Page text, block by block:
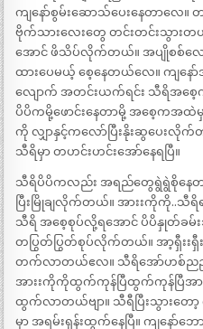
ကျနော်စွမ်းဆောသ်ပေးနေတာလ
ဗိုက်သားလေးတွေ တင်းတင်းသွားတယ်
အောင် ဖိသိပ်လိုက်တယ်။ အပျိုစစ်လေး
ထားပေမယ့် စေ့နေတယ်လေ။ ကျန
လျောက် အတင်းယက်ရင်း သီရိအ
ပိပိကမို့ဖောင်းနေတာမို့ အစေ့ကအထဲ
ကို လျှာနှင့်ကလော်ပြီးနိုးဆွပေ
သီရိမှာ တဟင်းဟင်းအော်နေရပြီ။
သီရိပိပိကလည်း အရည်တွေရွဲရွဲစိုနေ
ပြီးမြိုချလိုက်တယ်။ အားးကိုကို..သီ
သီရိ အစေ့စုပ်လို့ရအောင် ပိပိနှုတ်ခမ်
တပြွတ်ပြွတ်စုပ်လိုက်တယ်။ အာ့ရှီး
တက်လာတယ်ဧလ။ သီရိအော်ဟစ်ညည်
အားးကိုကိုထွက်ကုန်ပြီထွက်ကုန်ပြီအာ
ထွက်လာတယ်ဗျာ။ သီရီပြီးသွားတေ
မှာ အရမ်းရုန်းထွက်နေပြီ။ ကျနော်